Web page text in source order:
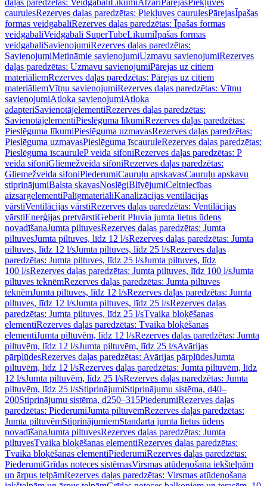
daļas paredzētas: Veidgabali LīkumiAtzari PārejasPiekļuves
caurulesRezerves daļas paredzētas: Piekļuves caurulesPārejasĪpašas
formas veidgabaliRezerves daļas paredzētas: Īpašas formas
veidgabaliVeidgabali SuperTubeLīkumiĪpašas formas
veidgabaliSavienojumiRezerves daļas paredzētas:
SavienojumiMetināmie savienojumiUzmavu savienojumiRezerves
daļas paredzētas: Uzmavu savienojumiPārejas uz citiem
materiāliemRezerves daļas paredzētas: Pārejas uz citiem
materiāliemVītņu savienojumiRezerves daļas paredzētas: Vītņu
savienojumiAtloka savienojumiAtloka
adapteriSavienotājelementiRezerves daļas paredzētas:
SavienotājelementiPieslēguma līkumiRezerves daļas paredzētas:
Pieslēguma līkumiPieslēguma uzmavasRezerves daļas paredzētas:
Pieslēguma uzmavasPieslēguma īscauruleRezerves daļas paredzētas:
Pieslēguma īscauruleP veida sifoniRezerves daļas paredzētas: P
veida sifoniGliemežveida sifoniRezerves daļas paredzētas:
Gliemežveida sifoniPiederumiCauruļu apskavasCauruļu apskavu
stiprinājumiBalsta skavasNoslēgiBlīvējumiCeltniecības
aizsargelementiPalīgmateriāliKanalizācijas ventilācijas
vārstiVentilācijas vārstiRezerves daļas paredzētas: Ventilācijas
vārstiEnerģijas pretvārstiGeberit Pluvia jumta lietus ūdens
novadīšanaJumta piltuvesRezerves daļas paredzētas: Jumta
piltuvesJumta piltuves, līdz 12 l/sRezerves daļas paredzētas: Jumta
piltuves, līdz 12 l/sJumta piltuves, līdz 25 l/sRezerves daļas
paredzētas: Jumta piltuves, līdz 25 l/sJumta piltuves, līdz
100 l/sRezerves daļas paredzētas: Jumta piltuves, līdz 100 l/sJumta
piltuves teknēmRezerves daļas paredzētas: Jumta piltuves
teknēmJumta piltuves, līdz 12 l/sRezerves daļas paredzētas: Jumta
piltuves, līdz 12 l/sJumta piltuves, līdz 25 l/sRezerves daļas
paredzētas: Jumta piltuves, līdz 25 l/sTvaika bloķēšanas
elementiRezerves daļas paredzētas: Tvaika bloķēšanas
elementiJumta piltuvēm, līdz 12 l/sRezerves daļas paredzētas: Jumta
piltuvēm, līdz 12 l/sJumta piltuvēm, līdz 25 l/sAvārijas
pārplūdesRezerves daļas paredzētas: Avārijas pārplūdesJumta
piltuvēm, līdz 12 l/sRezerves daļas paredzētas: Jumta piltuvēm, līdz
12 l/sJumta piltuvēm, līdz 25 l/sRezerves daļas paredzētas: Jumta
piltuvēm, līdz 25 l/sStiprinājumiStiprinājumu sistēma, d40–
200Stiprinājumu sistēma, d250–315PiederumiRezerves daļas
paredzētas: PiederumiJumta piltuvēmRezerves daļas paredzētas:
Jumta piltuvēmStiprinājumiemStandarta jumta lietus ūdens
novadīšanaJumta piltuvesRezerves daļas paredzētas: Jumta
piltuvesTvaika bloķēšanas elementiRezerves daļas paredzētas:
Tvaika bloķēšanas elementiPiederumiRezerves daļas paredzētas:
PiederumiGrīdas noteces sistēmasVirsmas atūdeņošana iekštelpām
un ārpus telpāmRezerves daļas paredzētas: Virsmas atūdeņošana